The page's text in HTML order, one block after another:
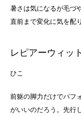
暑さは気になるが毛づ
直前まで変化に気を配
レピアーウィット
ひこ
前躯の脚力だけでパフ
がいいのだろう。先行